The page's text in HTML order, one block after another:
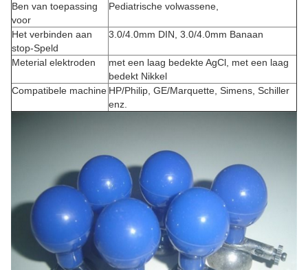
Ben van toepassing
voor
Pediatrische volwassene,
Het verbinden aan
stop-Speld
3.0/4.0mm DIN, 3.0/4.0mm Banaan
Meterial elektroden
met een laag bedekte AgCl, met een laag
bedekt Nikkel
Compatibele machine HP/Philip, GE/Marquette, Simens, Schiller
enz.